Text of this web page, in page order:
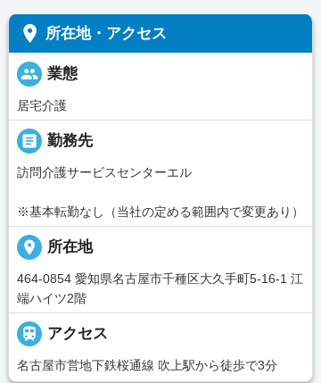
place 所在地・アクセス
people 業態
居宅介護
_pin
勤務先
訪問介護サービスセンターエル
※基本転勤なし（当社の定める範囲内で変更あり）
place 所在地
464-0854 愛知県名古屋市千種区大久手町5-16-1 江
端ハイツ2階
 アクセス
名古屋市営地下鉄桜通線 吹上駅から徒歩で3分